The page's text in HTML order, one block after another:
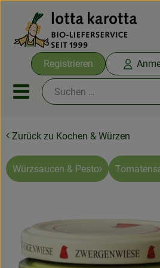
Registrieren
Mobiles Menu
Ökokisten
Bio-Kochboxen
Ökokisten
Saisonthemen
Zurück zu Kochen & Würzen
Würzsaucen & Pesto